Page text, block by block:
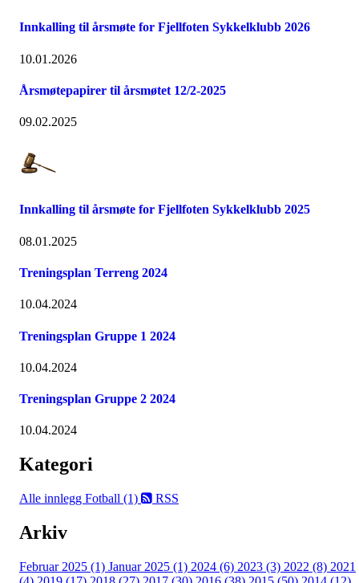
Innkalling til årsmøte for Fjellfoten Sykkelklubb 2026
10.01.2026
Årsmøtepapirer til årsmøtet 12/2-2025
09.02.2025
Innkalling til årsmøte for Fjellfoten Sykkelklubb 2025
08.01.2025
Treningsplan Terreng 2024
10.04.2024
Treningsplan Gruppe 1 2024
10.04.2024
Treningsplan Gruppe 2 2024
10.04.2024
Kategori
Alle innlegg Fotball (1) RSS
Arkiv
Februar 2025 (1) Januar 2025 (1) 2024 (6) 2023 (3) 2022 (8) 2021